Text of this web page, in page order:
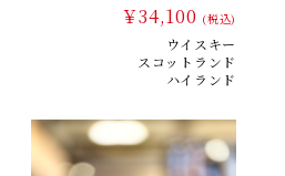
￥34,100 (税込)
ウイスキー
スコットランド
ハイランド